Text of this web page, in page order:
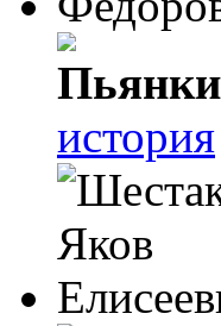
история